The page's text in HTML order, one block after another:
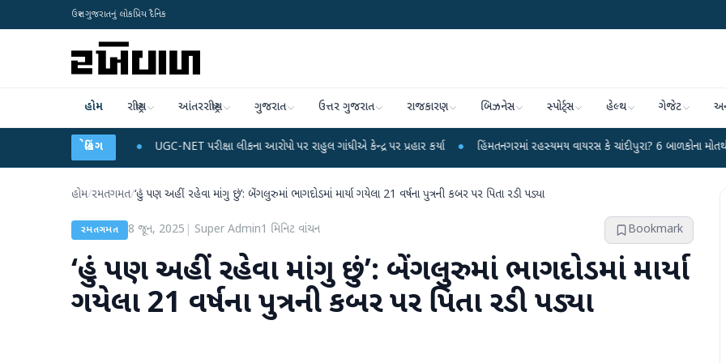
ઉત્તર ગુજરાતનું લોકપ્રિય દૈનિક
હોમ રાષ્ટ્રીય આંતરરાષ્ટ્રીય ગુજરાત ઉત્તર ગુજરાત રાજકારણ બિઝનેસ સ્પોર્ટ્સ હેલ્થ ગેજેટ
બ્રેકિંગ
UGC-NET પરીક્ષા લીકના આરોપો પર રાહુલ ગાંધીએ કેન્દ્ર પર પ્રહાર કર્યા ● હિંમતનગરમાં રહસ્યમય વાયરસ કે ચાંદીપુરા? 6 બાળકોના મોતથી ફફડાટ ●
હોમ/રમતગમત/‘હું પણ અહીં રહેવા માંગુ છું’: બેંગલુરુમાં ભાગદોડમાં માર્યા ગયેલા 21 વર્ષના પુત્રની કબર પર પિતા રડી પડ્યા
રમતગમત 8 જૂન, 2025 Super Admin1 મિનિટ વાંચન Bookmark
‘હું પણ અહીં રહેવા માંગુ છું’: બેંગલુરુમાં ભાગદોડમાં માર્યા
ગયેલા 21 વર્ષના પુત્રની કબર પર પિતા રડી પડ્યા